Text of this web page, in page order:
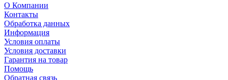
О Компании
Контакты
Обработка данных
Информация
Условия оплаты
Условия доставки
Гарантия на товар
Помощь
Обратная связь